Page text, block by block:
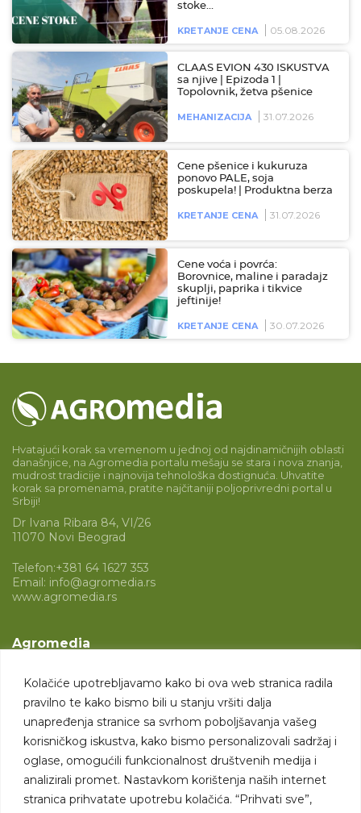
Kolačiće upotrebljavamo kako bi ova web stranica radila
pravilno te kako bismo bili u stanju vršiti dalja
unapređenja stranice sa svrhom poboljšavanja vašeg
korisničkog iskustva, kako bismo personalizovali sadržaj i
oglase, omogućili funkcionalnost društvenih medija i
analizirali promet. Nastavkom korištenja naših internet
stranica prihvatate upotrebu kolačića. “Prihvati sve”,
stoke…
KRETANJE CENA 05.08.2026
CLAAS EVION 430 ISKUSTVA
sa njive | Epizoda 1 |
Topolovnik, žetva pšenice
MEHANIZACIJA 31.07.2026
Cene pšenice i kukuruza
ponovo PALE, soja
poskupela! | Produktna berza
KRETANJE CENA 31.07.2026
Cene voća i povrća:
Borovnice, maline i paradajz
skuplji, paprika i tikvice
jeftinije!
KRETANJE CENA 30.07.2026
Hvatajući korak sa vremenom u jednoj od najdinamičnijih oblasti
današnjice, na Agromedia portalu mešaju se stara i nova znanja,
mudrost tradicije i najnovija tehnološka dostignuća. Uhvatite
korak sa promenama, pratite najčitaniji poljoprivredni portal u
Srbiji!
Dr Ivana Ribara 84, VI/26
11070 Novi Beograd
Telefon:+381 64 1627 353
Email: info@agromedia.rs
www.agromedia.rs
Agromedia
Svet poljoprivrede
Marketing usluge
Tražimo saradnike
Kontakt